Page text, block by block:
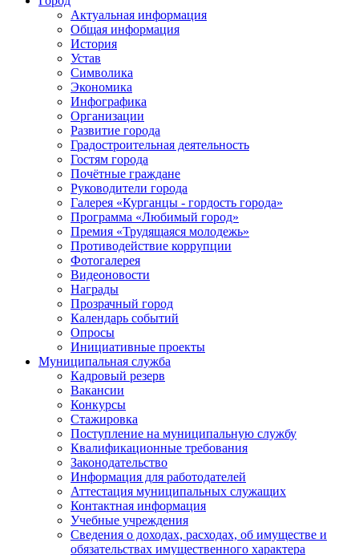
Актуальная информация
Общая информация
История
Устав
Символика
Экономика
Инфографика
Организации
Развитие города
Градостроительная деятельность
Гостям города
Почётные граждане
Руководители города
Галерея «Курганцы - гордость города»
Программа «Любимый город»
Премия «Трудящаяся молодежь»
Противодействие коррупции
Фотогалерея
Видеоновости
Награды
Прозрачный город
Календарь событий
Опросы
Инициативные проекты
Муниципальная служба
Кадровый резерв
Вакансии
Конкурсы
Стажировка
Поступление на муниципальную службу
Квалификационные требования
Законодательство
Информация для работодателей
Аттестация муниципальных служащих
Контактная информация
Учебные учреждения
Сведения о доходах, расходах, об имуществе и
обязательствах имущественного характера